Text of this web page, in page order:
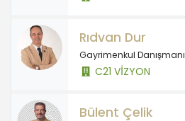
Rıdvan Dur
Gayrimenkul Danışmanı
C21 VİZYON
Bülent Çelik